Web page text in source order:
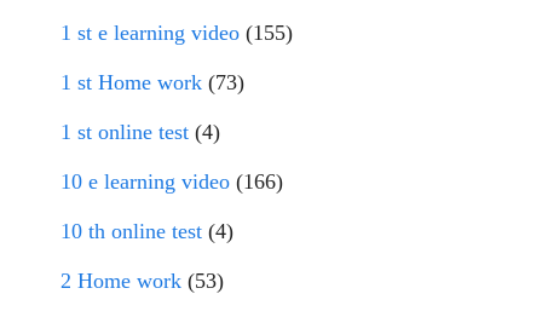
1 st e learning video (155)
1 st Home work (73)
1 st online test (4)
10 e learning video (166)
10 th online test (4)
2 Home work (53)